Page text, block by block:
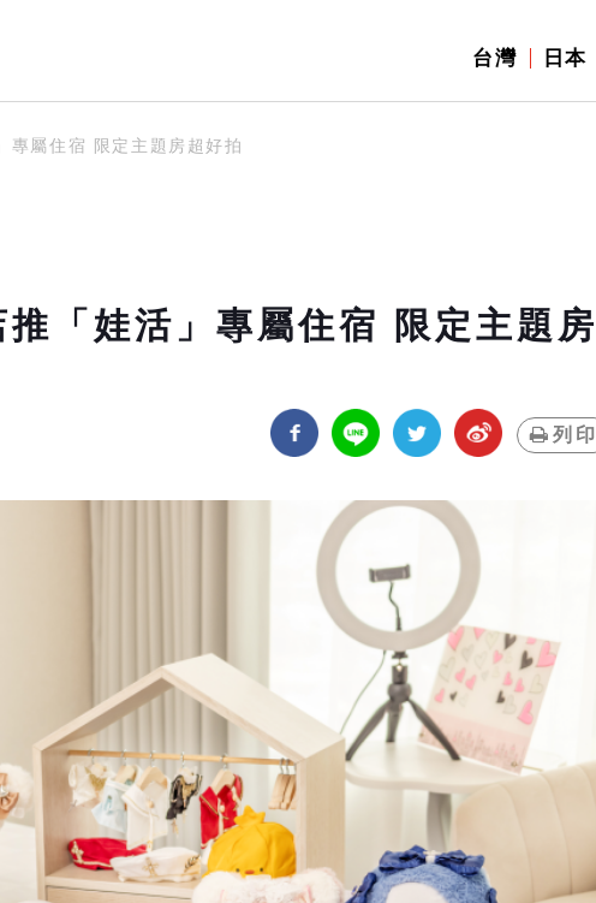
台灣 日本
專屬住宿 限定主題房超好拍
推「娃活」專屬住宿 限定主題房
列印